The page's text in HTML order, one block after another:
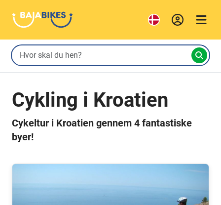
Cykling i Kroatien
Cykeltur i Kroatien gennem 4 fantastiske
byer!